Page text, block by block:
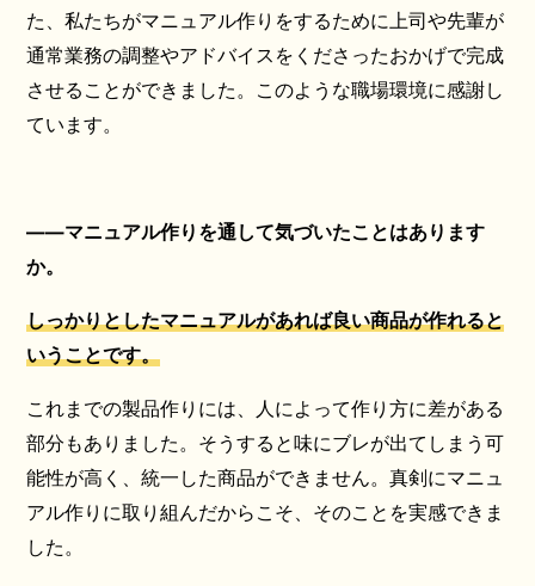
た、私たちがマニュアル作りをするために上司や先輩が
通常業務の調整やアドバイスをくださったおかげで完成
させることができました。このような職場環境に感謝し
ています。
——マニュアル作りを通して気づいたことはあります
か。
しっかりとしたマニュアルがあれば良い商品が作れると
いうことです。
これまでの製品作りには、人によって作り方に差がある
部分もありました。そうすると味にブレが出てしまう可
能性が高く、統一した商品ができません。真剣にマニュ
アル作りに取り組んだからこそ、そのことを実感できま
した。